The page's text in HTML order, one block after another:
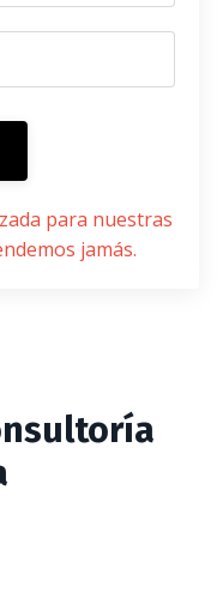
para nuestras
jamás.